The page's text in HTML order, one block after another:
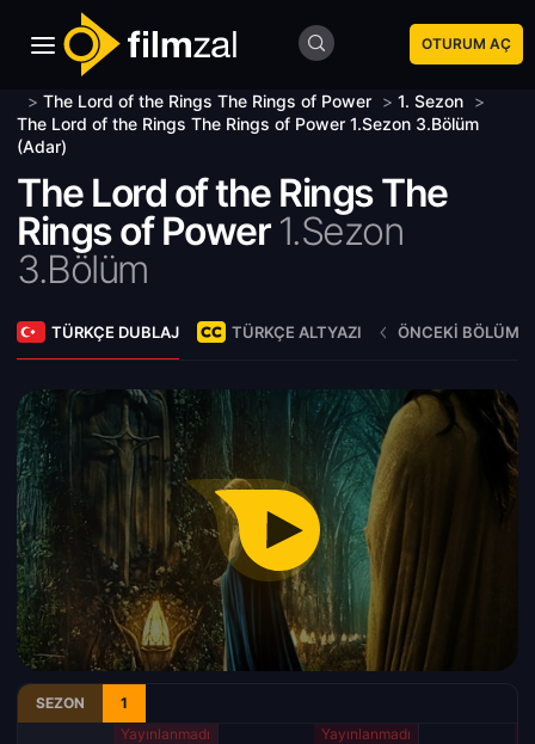
OTURUM AÇ
> The Lord of the Rings The Rings of Power > 1. Sezon >
The Lord of the Rings The Rings of Power 1.Sezon 3.Bölüm
(Adar)
The Lord of the Rings The
Rings of Power 1.Sezon
3.Bölüm
TÜRKÇE DUBLAJ TÜRKÇE ALTYAZI ÖNCEKI BÖLÜM
SEZON 1